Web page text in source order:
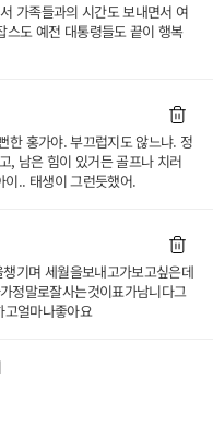
가족들과의 시간도 보내면서 여
스도 예전 대통령들도 끝이 행복
한 홍가야. 부끄럽지도 않느냐. 정
, 남은 힘이 있거든 골프나 치러
.. 태생이 그런듯했어.
기며 세월을보내고가보고싶은데
정말로잘사는것이표가남니다그
고얼마나좋아요